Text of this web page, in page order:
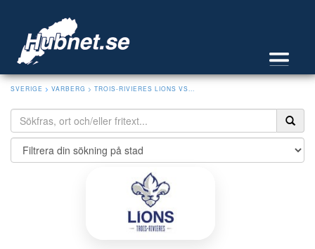
SVERIGE > VARBERG > TROIS-RIVIERES LIONS VS...